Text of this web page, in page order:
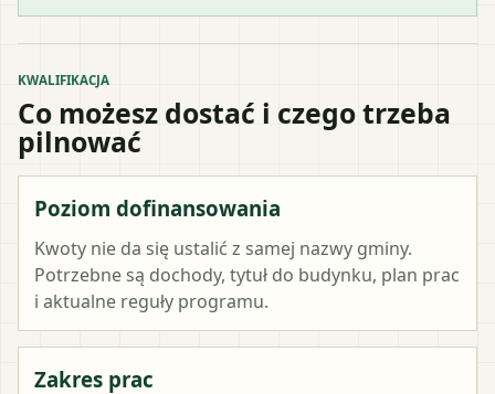
KWALIFIKACJA
Co możesz dostać i czego trzeba
pilnować
Poziom dofinansowania
Kwoty nie da się ustalić z samej nazwy gminy.
Potrzebne są dochody, tytuł do budynku, plan prac
i aktualne reguły programu.
Zakres prac